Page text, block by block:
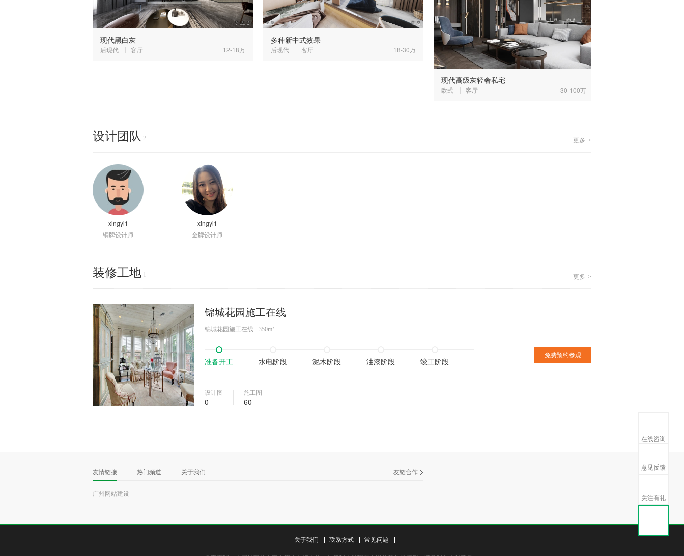
现代黑白灰
后现代 客厅 12-18万
多种新中式效果
后现代 客厅 18-30万
现代高级灰轻奢私宅
欧式 客厅 30-100万
设计团队 2 更多 >
xingyi1
铜牌设计师
xingyi1
金牌设计师
装修工地 1 更多 >
锦城花园施工在线
锦城花园施工在线 350m²
准备开工 水电阶段 泥木阶段 油漆阶段 竣工阶段
设计图
0
施工图
60
友情链接 热门频道 关于我们
广州网站建设
友链合作
关于我们 联系方式 常见问题
在线咨询
意见反馈
关注有礼
获10000套家